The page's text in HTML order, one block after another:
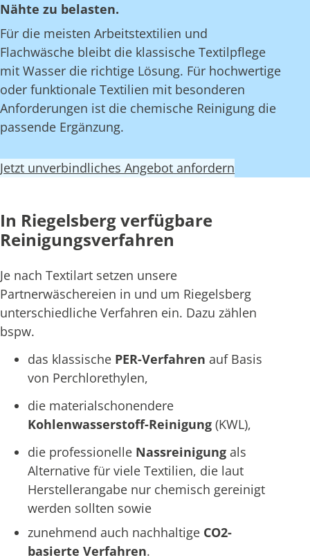
Nähte zu belasten.
Für die meisten Arbeitstextilien und
Flachwäsche bleibt die klassische Textilpflege
mit Wasser die richtige Lösung. Für hochwertige
oder funktionale Textilien mit besonderen
Anforderungen ist die chemische Reinigung die
passende Ergänzung.
Jetzt unverbindliches Angebot anfordern
In Riegelsberg verfügbare
Reinigungsverfahren
Je nach Textilart setzen unsere
Partnerwäschereien in und um Riegelsberg
unterschiedliche Verfahren ein. Dazu zählen
bspw.
das klassische PER-Verfahren auf Basis
von Perchlorethylen,
die materialschonendere
Kohlenwasserstoff-Reinigung (KWL),
die professionelle Nassreinigung als
Alternative für viele Textilien, die laut
Herstellerangabe nur chemisch gereinigt
werden sollten sowie
zunehmend auch nachhaltige CO2-
basierte Verfahren.